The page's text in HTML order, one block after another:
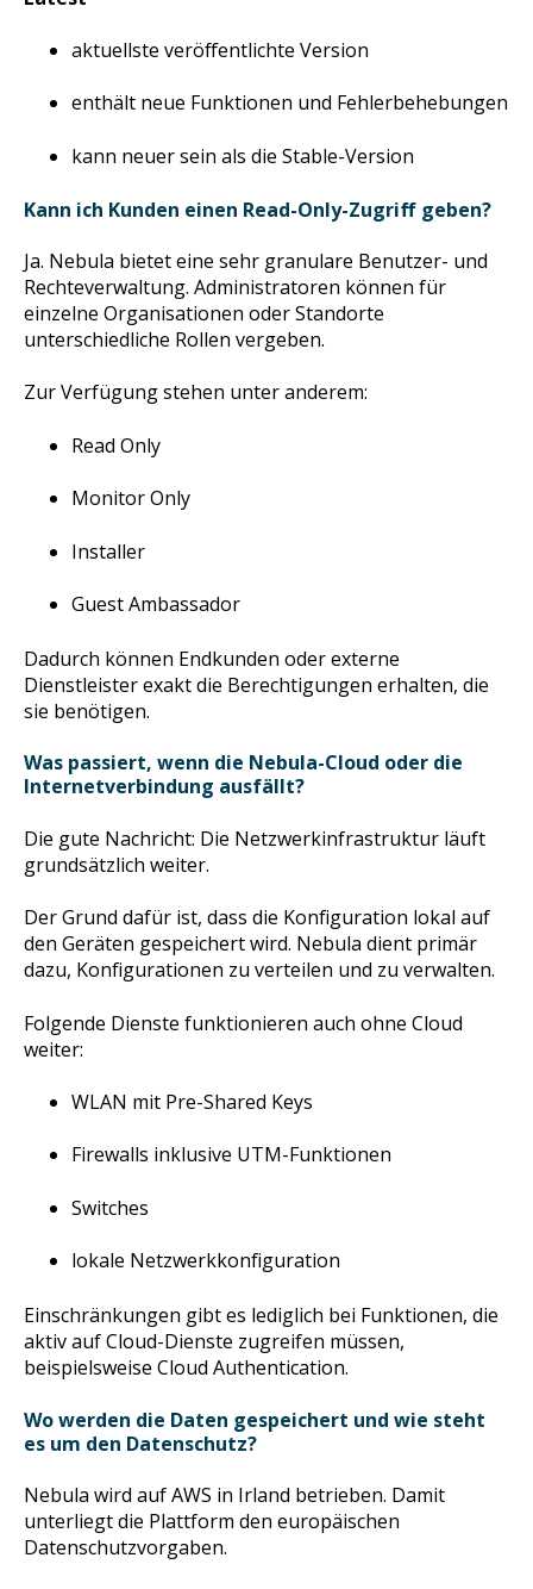
aktuellste veröffentlichte Version
enthält neue Funktionen und Fehlerbehebungen
kann neuer sein als die Stable-Version
Kann ich Kunden einen Read-Only-Zugriff geben?
Ja. Nebula bietet eine sehr granulare Benutzer- und
Rechteverwaltung. Administratoren können für
einzelne Organisationen oder Standorte
unterschiedliche Rollen vergeben.
Zur Verfügung stehen unter anderem:
Read Only
Monitor Only
Installer
Guest Ambassador
Dadurch können Endkunden oder externe
Dienstleister exakt die Berechtigungen erhalten, die
sie benötigen.
Was passiert, wenn die Nebula-Cloud oder die
Internetverbindung ausfällt?
Die gute Nachricht: Die Netzwerkinfrastruktur läuft
grundsätzlich weiter.
Der Grund dafür ist, dass die Konfiguration lokal auf
den Geräten gespeichert wird. Nebula dient primär
dazu, Konfigurationen zu verteilen und zu verwalten.
Folgende Dienste funktionieren auch ohne Cloud
weiter:
WLAN mit Pre-Shared Keys
Firewalls inklusive UTM-Funktionen
Switches
lokale Netzwerkkonfiguration
Einschränkungen gibt es lediglich bei Funktionen, die
aktiv auf Cloud-Dienste zugreifen müssen,
beispielsweise Cloud Authentication.
Wo werden die Daten gespeichert und wie steht
es um den Datenschutz?
Nebula wird auf AWS in Irland betrieben. Damit
unterliegt die Plattform den europäischen
Datenschutzvorgaben.